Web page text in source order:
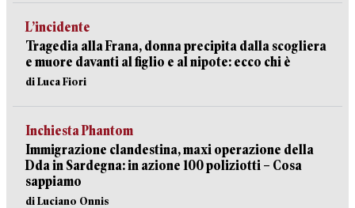
L’incidente
Tragedia alla Frana, donna precipita dalla scogliera
e muore davanti al figlio e al nipote: ecco chi è
di Luca Fiori
Inchiesta Phantom
Immigrazione clandestina, maxi operazione della
Dda in Sardegna: in azione 100 poliziotti – Cosa
sappiamo
di Luciano Onnis